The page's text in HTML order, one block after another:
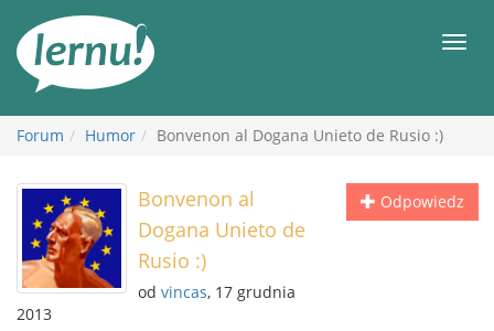
Forum Humor Bonvenon al Dogana Unieto de Rusio :)
Odpowiedz
Bonvenon al
Dogana Unieto de
Rusio :)
od vincas, 17 grudnia
2013